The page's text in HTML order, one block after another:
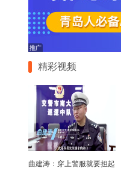
精彩视频
曲建涛：穿上警服就要担起